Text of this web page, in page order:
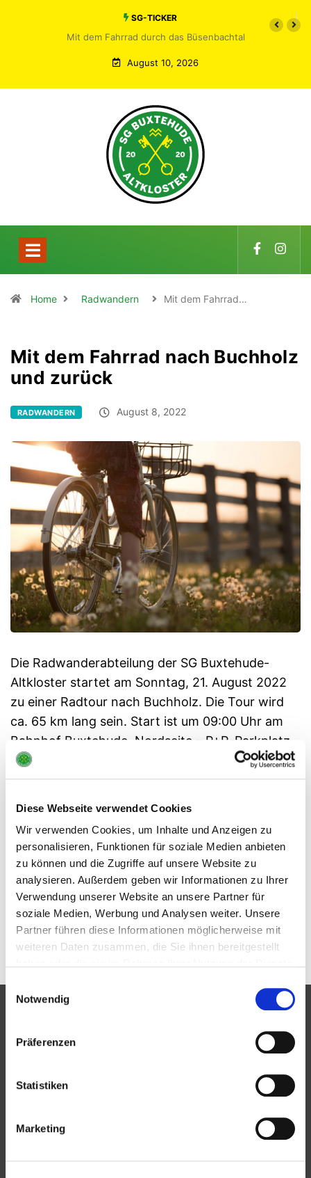
Diese Webseite verwendet Cookies
Wir verwenden Cookies, um Inhalte und Anzeigen zu
personalisieren, Funktionen für soziale Medien anbieten
zu können und die Zugriffe auf unsere Website zu
analysieren. Außerdem geben wir Informationen zu Ihrer
Verwendung unserer Website an unsere Partner für
soziale Medien, Werbung und Analysen weiter. Unsere
Partner führen diese Informationen möglicherweise mit
weiteren Daten zusammen, die Sie ihnen bereitgestellt
Einwilligungsauswahl
Notwendig
Präferenzen
Statistiken
Marketing
SG-TICKER
Mit dem Fahrrad durch das Büsenbachtal
August 10, 2026
Home Radwandern Mit dem Fahrrad…
Mit dem Fahrrad nach Buchholz
und zurück
RADWANDERN August 8, 2022
Die Radwanderabteilung der SG Buxtehude-
Altkloster startet am Sonntag, 21. August 2022
zu einer Radtour nach Buchholz. Die Tour wird
ca. 65 km lang sein. Start ist um 09:00 Uhr am
Bahnhof Buxtehude, Nordseite – P+R-Parkplatz.
Für Mittags ist ein Picknick vorgesehen (jeder
sorgt für sich selbst) und zum Kaffee kehren wir
Info:Hauke Sumfleth, Tel. mobil: 0152 56 890
608
Für eine größere – routingfähige Darstellung auf
die Routen-Nr. klicken:
https://www.bikemap.net/de/r/9208941/